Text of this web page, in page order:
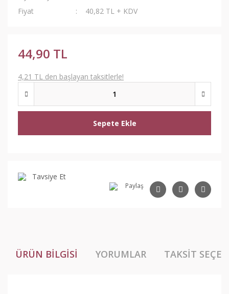
Fiyat
40,82 TL + KDV
44,90 TL
4,21 TL den başlayan taksitlerle!
Sepete Ekle
Tavsiye Et
Paylaş
ÜRÜN BILGISI YORUMLAR TAKSIT